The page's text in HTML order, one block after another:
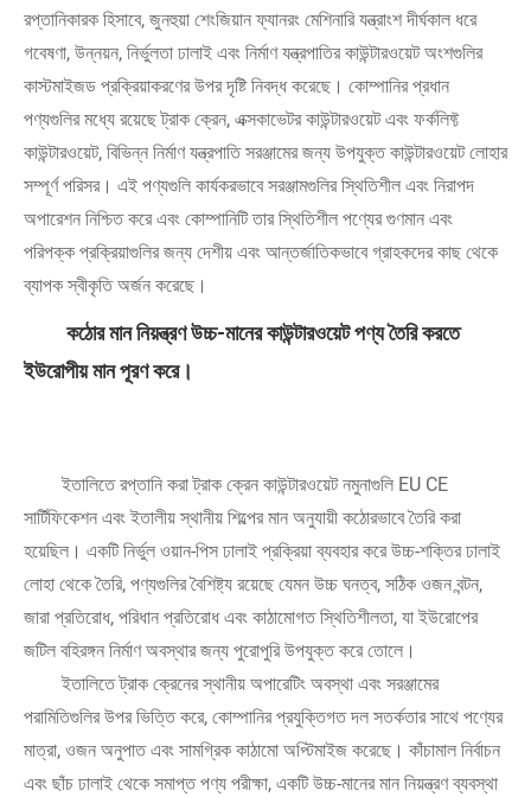
রপ্তানিকারক হিসাবে, জুনহুয়া শেংজিয়ান ফ্যানরং মেশিনারি যন্ত্রাংশ দীর্ঘকাল ধরে
গবেষণা, উন্নয়ন, নির্ভুলতা ঢালাই এবং নির্মাণ যন্ত্রপাতির কাউন্টারওয়েট অংশগুলির
কাস্টমাইজড প্রক্রিয়াকরণের উপর দৃষ্টি নিবদ্ধ করেছে। কোম্পানির প্রধান
পণ্যগুলির মধ্যে রয়েছে ট্রাক ক্রেন, এক্সকাভেটর কাউন্টারওয়েট এবং ফর্কলিফ্ট
কাউন্টারওয়েট, বিভিন্ন নির্মাণ যন্ত্রপাতি সরঞ্জামের জন্য উপযুক্ত কাউন্টারওয়েট লোহার
সম্পূর্ণ পরিসর। এই পণ্যগুলি কার্যকরভাবে সরঞ্জামগুলির স্থিতিশীল এবং নিরাপদ
অপারেশন নিশ্চিত করে এবং কোম্পানিটি তার স্থিতিশীল পণ্যের গুণমান এবং
পরিপক্ক প্রক্রিয়াগুলির জন্য দেশীয় এবং আন্তর্জাতিকভাবে গ্রাহকদের কাছ থেকে
ব্যাপক স্বীকৃতি অর্জন করেছে।
কঠোর মান নিয়ন্ত্রণ উচ্চ-মানের কাউন্টারওয়েট পণ্য তৈরি করতে
ইউরোপীয় মান পূরণ করে।
ইতালিতে রপ্তানি করা ট্রাক ক্রেন কাউন্টারওয়েট নমুনাগুলি EU CE
সার্টিফিকেশন এবং ইতালীয় স্থানীয় শিল্পের মান অনুযায়ী কঠোরভাবে তৈরি করা
হয়েছিল। একটি নির্ভুল ওয়ান-পিস ঢালাই প্রক্রিয়া ব্যবহার করে উচ্চ-শক্তির ঢালাই
লোহা থেকে তৈরি, পণ্যগুলির বৈশিষ্ট্য রয়েছে যেমন উচ্চ ঘনত্ব, সঠিক ওজন বন্টন,
জারা প্রতিরোধ, পরিধান প্রতিরোধ এবং কাঠামোগত স্থিতিশীলতা, যা ইউরোপের
জটিল বহিরঙ্গন নির্মাণ অবস্থার জন্য পুরোপুরি উপযুক্ত করে তোলে।
ইতালিতে ট্রাক ক্রেনের স্থানীয় অপারেটিং অবস্থা এবং সরঞ্জামের
পরামিতিগুলির উপর ভিত্তি করে, কোম্পানির প্রযুক্তিগত দল সতর্কতার সাথে পণ্যের
মাত্রা, ওজন অনুপাত এবং সামগ্রিক কাঠামো অপ্টিমাইজ করেছে। কাঁচামাল নির্বাচন
এবং ছাঁচ ঢালাই থেকে সমাপ্ত পণ্য পরীক্ষা, একটি উচ্চ-মানের মান নিয়ন্ত্রণ ব্যবস্থা